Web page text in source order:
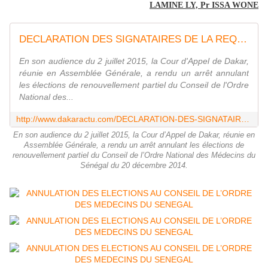
LAMINE LY, Pr ISSA WONE
DECLARATION DES SIGNATAIRES DE LA REQUETE D'ANNULATION DES ELECTIONS AU CONSEIL DE L'ORDRE DES MEDECINS
En son audience du 2 juillet 2015, la Cour d'Appel de Dakar,
réunie en Assemblée Générale, a rendu un arrêt annulant
les élections de renouvellement partiel du Conseil de l'Ordre
National des...
En son audience du 2 juillet 2015, la Cour d’Appel de Dakar, réunie en
Assemblée Générale, a rendu un arrêt annulant les élections de
renouvellement partiel du Conseil de l’Ordre National des Médecins du
Sénégal du 20 décembre 2014.